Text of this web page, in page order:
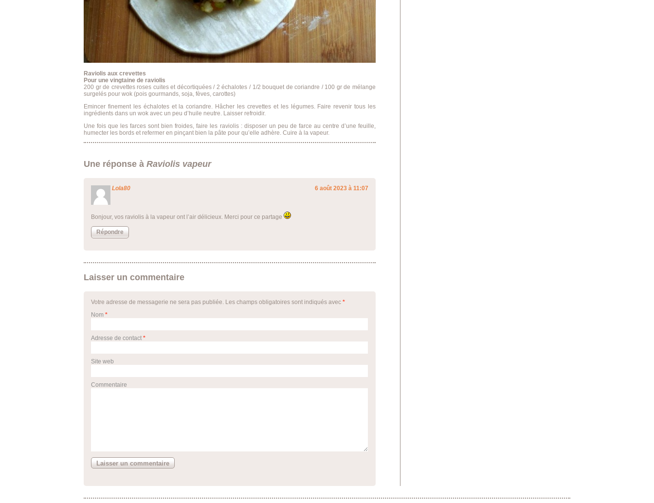
Raviolis aux crevettes
Pour une vingtaine de raviolis
200 gr de crevettes roses cuites et décortiquées / 2 échalotes / 1/2 bouquet de coriandre / 100 gr de mélange
surgelés pour wok (pois gourmands, soja, fèves, carottes)
Emincer finement les échalotes et la coriandre. Hâcher les crevettes et les légumes. Faire revenir tous les
ingrédients dans un wok avec un peu d’huile neutre. Laisser refroidir.
Une fois que les farces sont bien froides, faire les raviolis : disposer un peu de farce au centre d’une feuille,
humecter les bords et refermer en pinçant bien la pâte pour qu’elle adhère. Cuire à la vapeur.
Une réponse à Raviolis vapeur
Lola80 6 août 2023 à 11:07
Bonjour, vos raviolis à la vapeur ont l’air délicieux. Merci pour ce partage
Répondre
Laisser un commentaire
Votre adresse de messagerie ne sera pas publiée. Les champs obligatoires sont indiqués avec *
Nom *
Adresse de contact *
Site web
Commentaire